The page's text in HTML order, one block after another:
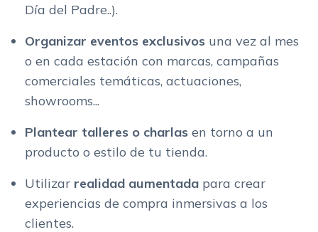
Día del Padre..).
Organizar eventos exclusivos una vez al mes
o en cada estación con marcas, campañas
comerciales temáticas, actuaciones,
showrooms...
Plantear talleres o charlas en torno a un
producto o estilo de tu tienda.
Utilizar realidad aumentada para crear
experiencias de compra inmersivas a los
clientes.